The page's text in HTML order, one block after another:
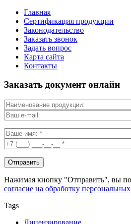
Главная
Сертификация продукции
Законодательство
Заказать звонок
Задать вопрос
Карта сайта
Контакты
Заказать документ онлайн
Нажимая кнопку "Отправить", вы
согласие на обработку
Tags